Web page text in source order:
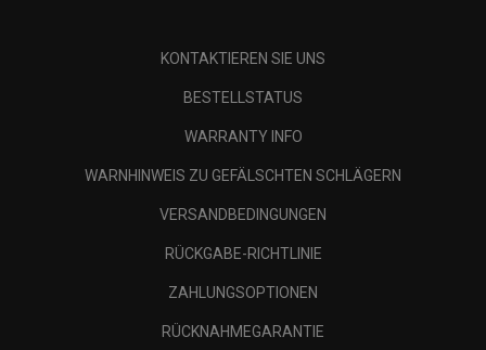
KONTAKTIEREN SIE UNS
BESTELLSTATUS
WARRANTY INFO
WARNHINWEIS ZU GEFÄLSCHTEN SCHLÄGERN
VERSANDBEDINGUNGEN
RÜCKGABE-RICHTLINIE
ZAHLUNGSOPTIONEN
RÜCKNAHMEGARANTIE